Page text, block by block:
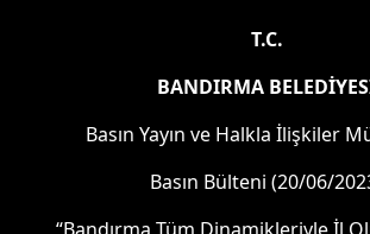
T.C.
BANDIRMA
Basın Yayın ve Halkla İlişkiler
Basın Bülteni (20/06/